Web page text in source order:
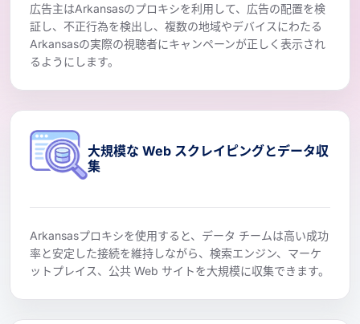
広告主はArkansasのプロキシを利用して、広告の配置を検
証し、不正行為を検出し、複数の地域やデバイスにわたる
Arkansasの実際の視聴者にキャンペーンが正しく表示され
るようにします。
大規模な Web スクレイピングとデータ収
集
Arkansasプロキシを使用すると、データ チームは高い成功
率と安定した接続を維持しながら、検索エンジン、マーケ
ットプレイス、公共 Web サイトを大規模に収集できます。